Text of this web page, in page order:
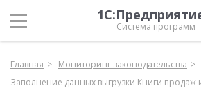
Система программ
Главная Мониторинг законодательства
Заполнение данных выгрузки Книги продаж